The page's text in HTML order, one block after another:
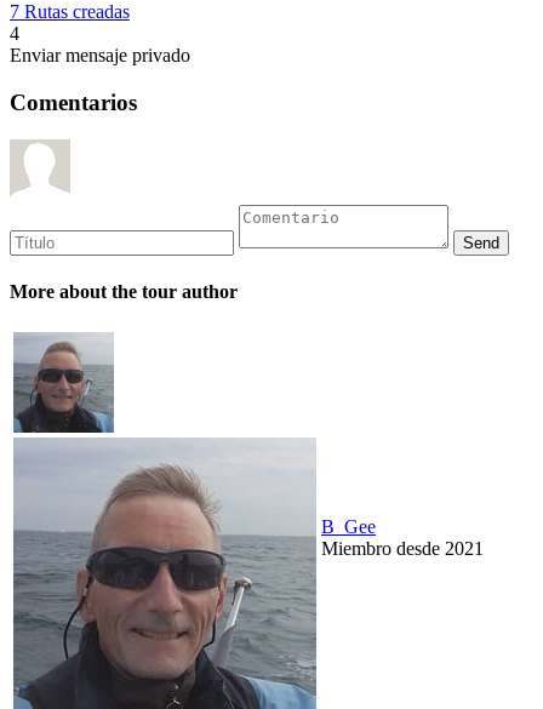
7 Rutas creadas
4
Enviar mensaje privado
Comentarios
More about the tour author
B_Gee
Miembro desde 2021